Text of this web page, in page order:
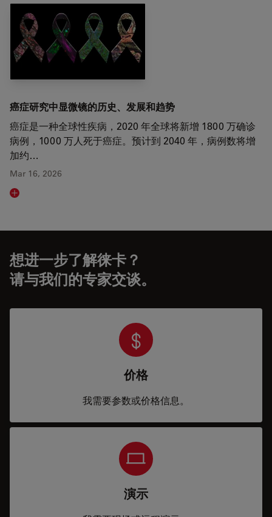
癌症研究中显微镜的历史、发展和趋势
癌症是一种全球性疾病，2020 年全球将新增 1800 万确诊
病例，1000 万人死于癌症。预计到 2040 年，病例数将增
加约…
Mar 16, 2026
Read article
想进一步了解徕卡？
请与我们的专家交谈。
价格
我需要参数或价格信息。
演示